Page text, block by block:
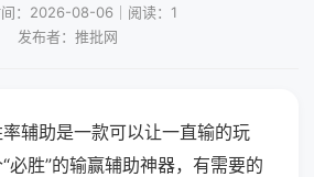
间：2026-08-06｜阅读：1
发布者：推批网
辅助是一款可以让一直输的玩
必胜”的输赢辅助神器，有需要的